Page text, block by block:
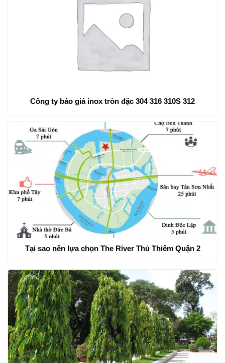
Công ty báo giá inox tròn đặc 304 316 310S 312
Tại sao nên lựa chọn The River Thủ Thiêm Quận 2